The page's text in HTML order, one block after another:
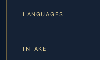
LANGUAGES
INTAKE